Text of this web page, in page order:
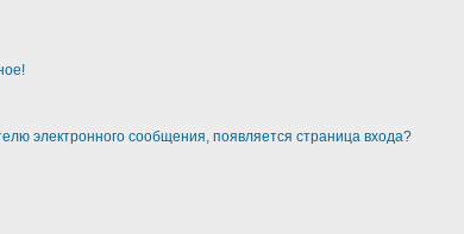
электронного сообщения, появляется страница входа?